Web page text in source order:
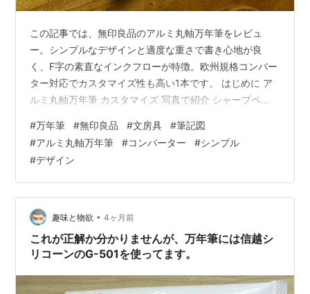
この記事では、無印良品のアルミ丸軸万年筆をレビュ
ー。シンプルなデザインと適度な重さで書き心地が良
く、F字の素直なインクフローが特徴。欧州規格コンバー
ター対応でカスタマイズ性も高い1本です。 はじめに ア
ルミ丸軸万年筆 カスタマイズ 写真で紹介 シャープペ
ィリエイトを含んでいます。 関連記事 はじめに 引き出
しの中から、無数の万年筆が発掘される。 その中から、
今日は無印良品のアルミ丸軸万年筆を取り上げる。 無印
良品。 シンプルでありながら、デザイン性に優れた商品
が多い。 今回紹介するアルミ丸軸万年筆も、その一つ
だ。 アルミ丸軸万年筆 デザイン…
#万年筆 #無印良品 #文房具 #筆記図
#アルミ丸軸万年筆 #コンバーター #シンプル
#デザイン
趣味と物欲 • 4ヶ月前
これが正解か分かりませんが、万年筆には信越シ
リコーンのG-501を使ってます。